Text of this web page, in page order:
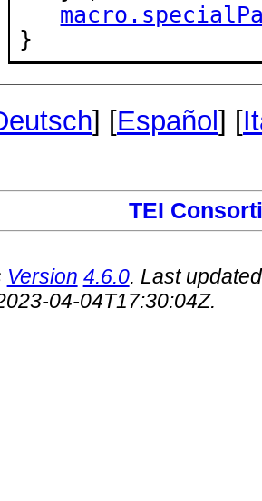
}
] [Español ] [
TEI
Version 4.6.0. Last
04-04T17:30:04Z.